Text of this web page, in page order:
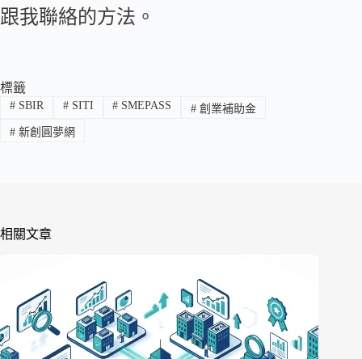
跟我聯絡的方法。
標籤
#SBIR #SITI # SMEPASS # 創業補助金
#新創圓夢網
相關文章